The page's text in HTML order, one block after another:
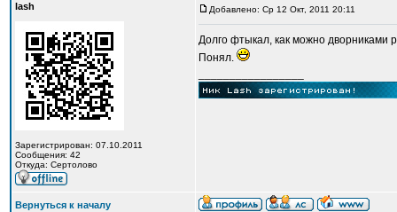
lash
Зарегистрирован: 07.10.2011
Сообщения: 42
Откуда: Сертолово
Добавлено: Ср 12 Окт, 2011 20:11
Долго фтыкал, как можно дворниками
Понял.
Вернуться к началу